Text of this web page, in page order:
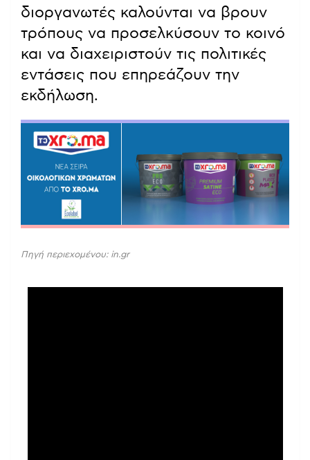
διοργανωτές καλούνται να βρουν
τρόπους να προσελκύσουν το κοινό
και να διαχειριστούν τις πολιτικές
εντάσεις που επηρεάζουν την
εκδήλωση.
Πηγή περιεχομένου: in.gr